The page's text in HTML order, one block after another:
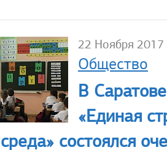
22 Ноября 2017
Общество
В
«Единая
среда» состоялся